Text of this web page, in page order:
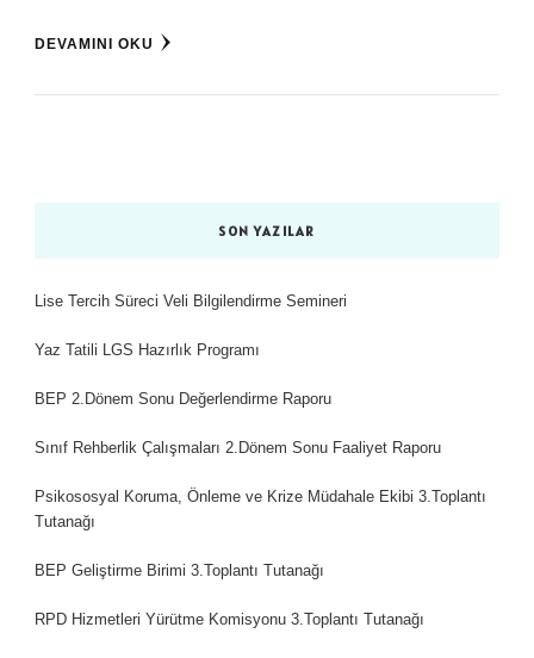
DEVAMINI OKU
SON YAZILAR
Lise Tercih Süreci Veli Bilgilendirme Semineri
Yaz Tatili LGS Hazırlık Programı
BEP 2.Dönem Sonu Değerlendirme Raporu
Sınıf Rehberlik Çalışmaları 2.Dönem Sonu Faaliyet Raporu
Psikososyal Koruma, Önleme ve Krize Müdahale Ekibi 3.Toplantı
Tutanağı
BEP Geliştirme Birimi 3.Toplantı Tutanağı
RPD Hizmetleri Yürütme Komisyonu 3.Toplantı Tutanağı